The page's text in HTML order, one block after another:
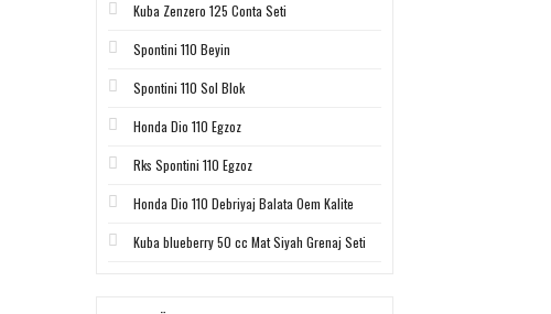
Kuba Zenzero 125 Conta Seti
Spontini 110 Beyin
Spontini 110 Sol Blok
Honda Dio 110 Egzoz
Rks Spontini 110 Egzoz
Honda Dio 110 Debriyaj Balata Oem Kalite
Kuba blueberry 50 cc Mat Siyah Grenaj Seti